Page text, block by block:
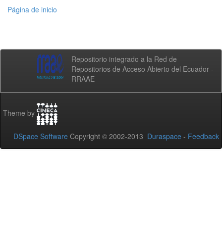
Página de inicio
Repositorio integrado a la Red de
Repositorios de Acceso Abierto del Ecuador -
RRAAE
Theme by
DSpace Software Copyright © 2002-2013 Duraspace - Feedback